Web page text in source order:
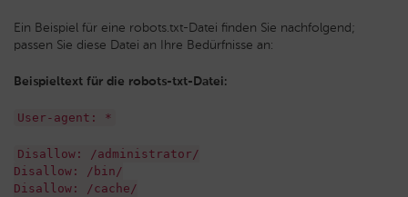
Ein Beispiel für eine robots.txt-Datei finden Sie nachfolgend;
passen Sie diese Datei an Ihre Bedürfnisse an:
Beispieltext für die robots-txt-Datei:
User-agent: *
Disallow: /administrator/
Disallow: /bin/
Disallow: /cache/